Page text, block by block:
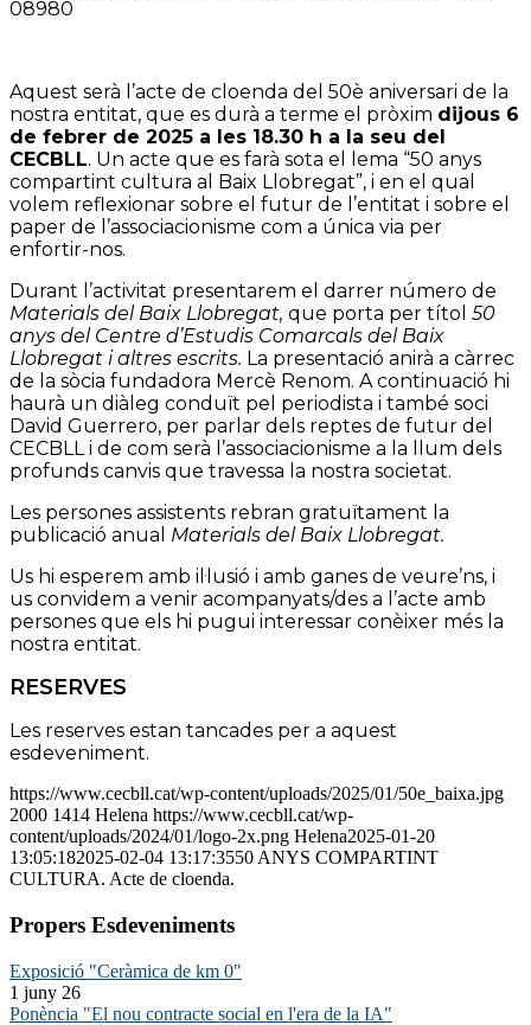
08980
Aquest serà l’acte de cloenda del 50è aniversari de la
nostra entitat, que es durà a terme el pròxim dijous 6
de febrer de 2025 a les 18.30 h a la seu del
CECBLL. Un acte que es farà sota el lema “50 anys
compartint cultura al Baix Llobregat”, i en el qual
volem reflexionar sobre el futur de l’entitat i sobre el
paper de l’associacionisme com a única via per
enfortir-nos.
Durant l’activitat presentarem el darrer número de
Materials del Baix Llobregat, que porta per títol 50
anys del Centre d’Estudis Comarcals del Baix
Llobregat i altres escrits. La presentació anirà a càrrec
de la sòcia fundadora Mercè Renom. A continuació hi
haurà un diàleg conduït pel periodista i també soci
David Guerrero, per parlar dels reptes de futur del
CECBLL i de com serà l’associacionisme a la llum dels
profunds canvis que travessa la nostra societat.
Les persones assistents rebran gratuïtament la
publicació anual Materials del Baix Llobregat.
Us hi esperem amb il·lusió i amb ganes de veure’ns, i
us convidem a venir acompanyats/des a l’acte amb
persones que els hi pugui interessar conèixer més la
nostra entitat.
RESERVES
Les reserves estan tancades per a aquest
esdeveniment.
https://www.cecbll.cat/wp-content/uploads/2025/01/50e_baixa.jpg
2000 1414 Helena https://www.cecbll.cat/wp-
content/uploads/2024/01/logo-2x.png Helena2025-01-20
13:05:182025-02-04 13:17:3550 ANYS COMPARTINT
CULTURA. Acte de cloenda.
Propers Esdeveniments
Exposició "Ceràmica de km 0"
1 juny 26
Ponència "El nou contracte social en l'era de la IA"